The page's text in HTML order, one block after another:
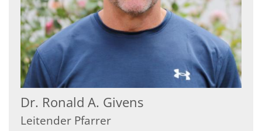
Dr. Ronald A. Givens
Leitender Pfarrer